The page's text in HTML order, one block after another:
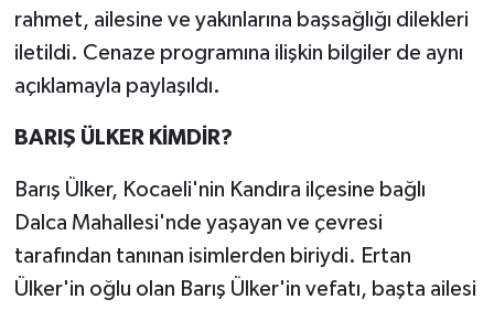
rahmet, ailesine ve yakınlarına başsağlığı dilekleri
iletildi. Cenaze programına ilişkin bilgiler de aynı
açıklamayla paylaşıldı.
BARIŞ ÜLKER KİMDİR?
Barış Ülker, Kocaeli'nin Kandıra ilçesine bağlı
Dalca Mahallesi'nde yaşayan ve çevresi
tarafından tanınan isimlerden biriydi. Ertan
Ülker'in oğlu olan Barış Ülker'in vefatı, başta ailesi